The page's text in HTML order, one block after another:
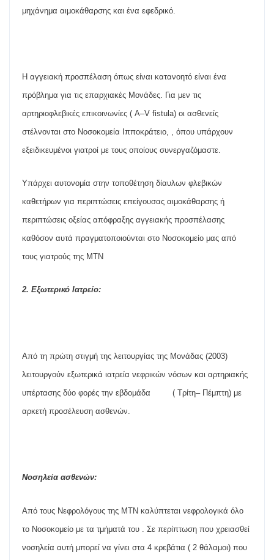
μηχάνημα αιμοκάθαρσης και ένα εφεδρικό.
Η αγγειακή προσπέλαση όπως είναι κατανοητό είναι ένα
πρόβλημα για τις επαρχιακές Μονάδες. Για μεν τις
αρτηριοφλεβικές επικοινωνίες ( A–V fistula) οι ασθενείς
στέλνονται στο Νοσοκομεία πποκράτειο, , όπου υπάρχουν
εξειδικευμένοι γιατροί με τους οποίους συνεργαζόμαστε.
Υπάρχει αυτονομία στην τοποθέτηση δίαυλων φλεβικών
καθετήρων για περιπτώσεις επείγουσας αιμοκάθαρσης ή
περιπτώσεις οξείας απόφραξης αγγειακής προσπέλασης
καθόσον αυτά πραγματοποιούνται στο Νοσοκομείο μας από
τους γιατρούς της ΜΤΝ
2. Εξωτερικό Ιατρείο:
Από τη πρώτη στιγμή της λειτουργίας της Μονάδας (2003)
λειτουργούν εξωτερικά ιατρεία νεφρικών νόσων και αρτηριακής
υπέρτασης δύο φορές την εβδομάδα ( Τρίτη– Πέμπτη) με
αρκετή προσέλευση ασθενών.
Νοσηλεία ασθενών:
Από τους Νεφρολόγους της ΜΤΝ καλύπτεται νεφρολογικά όλο
το Νοσοκομείο με τα τμήματά του . Σε περίπτωση που χρειασθεί
νοσηλεία αυτή μπορεί να γίνει στα 4 κρεβάτια ( 2 θάλαμοι) που